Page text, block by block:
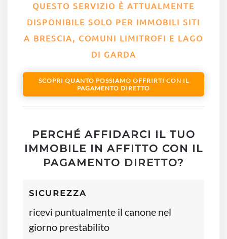
QUESTO SERVIZIO È ATTUALMENTE
DISPONIBILE SOLO PER IMMOBILI SITI
A BRESCIA, COMUNI LIMITROFI E LAGO
DI GARDA
SCOPRI QUANTO POSSIAMO OFFRIRTI CON IL
PAGAMENTO DIRETTO
PERCHÉ AFFIDARCI IL TUO
IMMOBILE IN AFFITTO CON IL
PAGAMENTO DIRETTO?
SICUREZZA
ricevi puntualmente il canone nel
giorno prestabilito